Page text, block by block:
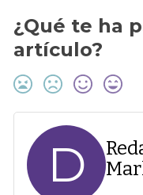
¿Qué te ha
artículo?
D